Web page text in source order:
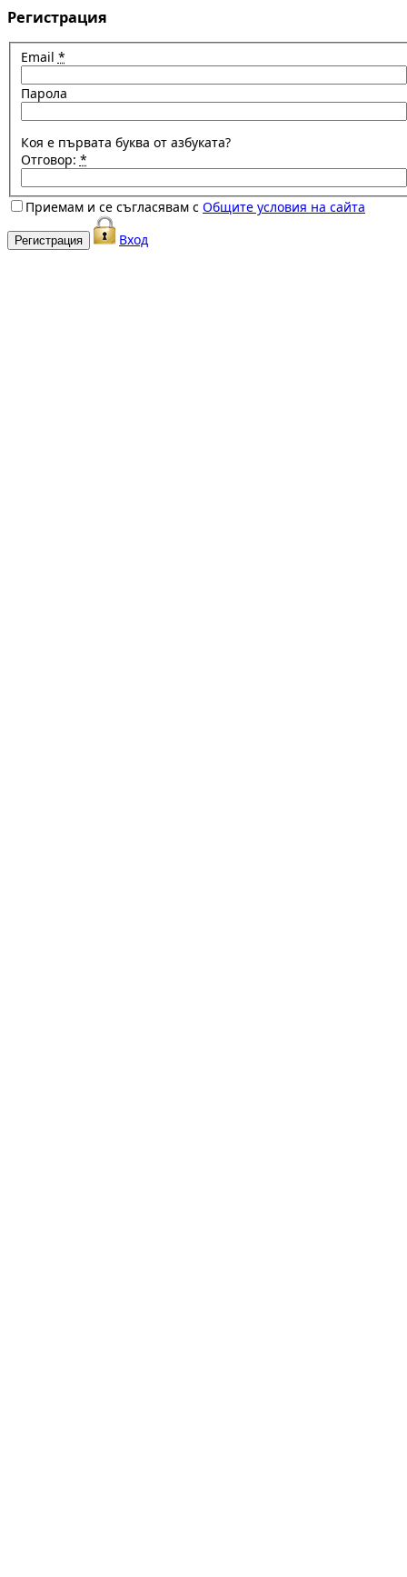
Регистрация
Email *
Парола
Коя е първата буква от азбуката?
Отговор: *
Приемам и се съгласявам с Общите условия на сайта
Вход